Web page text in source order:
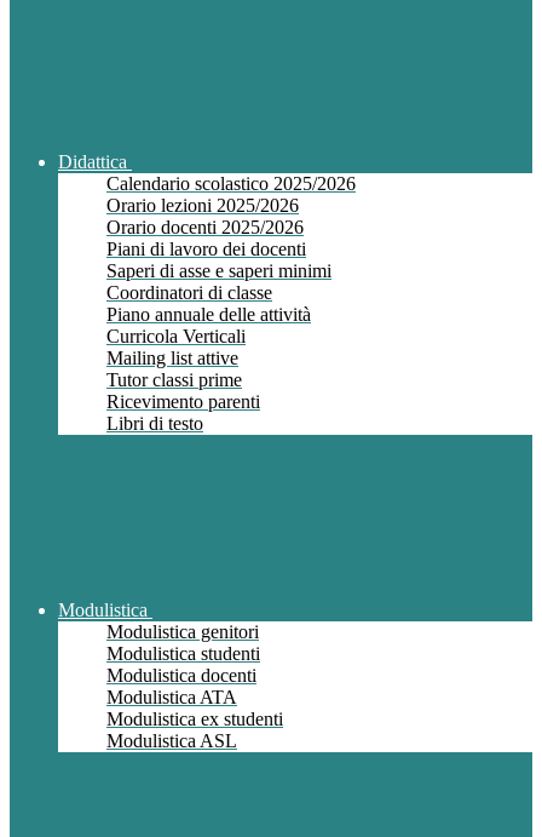
Didattica
Calendario scolastico 2025/2026
Orario lezioni 2025/2026
Orario docenti 2025/2026
Piani di lavoro dei docenti
Saperi di asse e saperi minimi
Coordinatori di classe
Piano annuale delle attività
Curricola Verticali
Mailing list attive
Tutor classi prime
Ricevimento parenti
Libri di testo
Modulistica
Modulistica genitori
Modulistica studenti
Modulistica docenti
Modulistica ATA
Modulistica ex studenti
Modulistica ASL